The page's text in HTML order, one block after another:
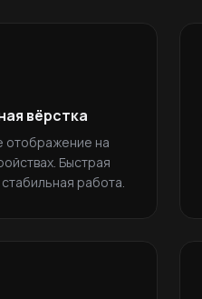
вёрстка
отображение на
Быстрая
стабильная работа.